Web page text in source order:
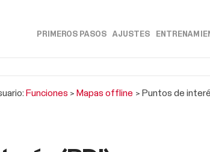
PRIMEROS PASOS»AJUSTES»
Funciones > Mapas offline > Puntos de